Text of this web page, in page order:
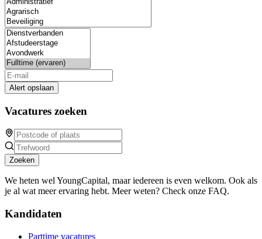
Alert opslaan
Vacatures zoeken
Zoeken
We heten wel YoungCapital, maar iedereen is even welkom. Ook als
je al wat meer ervaring hebt. Meer weten? Check onze FAQ.
Kandidaten
Parttime vacatures